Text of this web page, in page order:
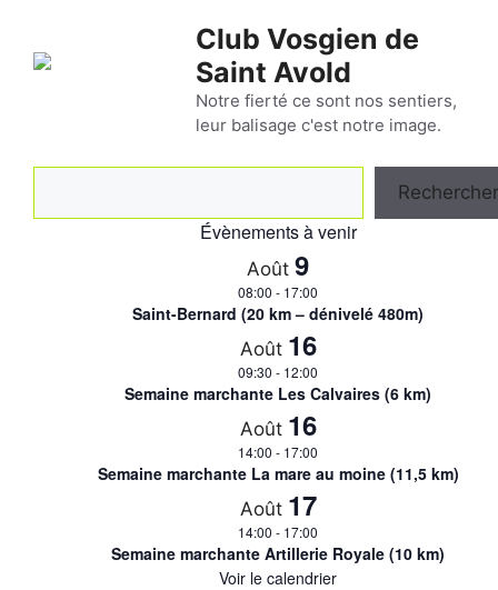
contenu
Club Vosgien de
Saint Avold
Notre fierté ce sont nos sentiers,
leur balisage c'est notre image.
Rechercher
Évènements à venir
Août 9
08:00 - 17:00
Saint-Bernard (20 km – dénivelé 480m)
Août 16
09:30 - 12:00
Semaine marchante Les Calvaires (6 km)
Août 16
14:00 - 17:00
Semaine marchante La mare au moine (11,5 km)
Août 17
14:00 - 17:00
Semaine marchante Artillerie Royale (10 km)
Voir le calendrier